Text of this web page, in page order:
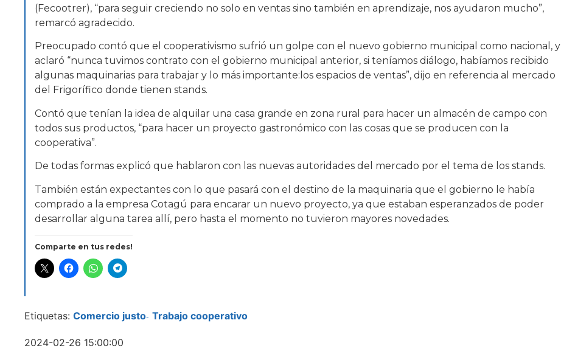
(Fecootrer), “para seguir creciendo no solo en ventas sino también en aprendizaje, nos ayudaron mucho”,
remarcó agradecido.
Preocupado contó que el cooperativismo sufrió un golpe con el nuevo gobierno municipal como nacional, y
aclaró “nunca tuvimos contrato con el gobierno municipal anterior, si teníamos diálogo, habíamos recibido
algunas maquinarias para trabajar y lo más importante:los espacios de ventas”, dijo en referencia al mercado
del Frigorífico donde tienen stands.
Contó que tenían la idea de alquilar una casa grande en zona rural para hacer un almacén de campo con
todos sus productos, “para hacer un proyecto gastronómico con las cosas que se producen con la
cooperativa”.
De todas formas explicó que hablaron con las nuevas autoridades del mercado por el tema de los stands.
También están expectantes con lo que pasará con el destino de la maquinaria que el gobierno le había
comprado a la empresa Cotagú para encarar un nuevo proyecto, ya que estaban esperanzados de poder
desarrollar alguna tarea allí, pero hasta el momento no tuvieron mayores novedades.
Comparte en tus redes!
Etiquetas: Comercio justo- Trabajo cooperativo
2024-02-26 15:00:00